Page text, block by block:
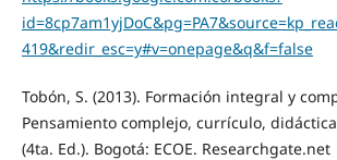
419&redir_esc=y#v=onepage&q&f=false
Tobón, S. (2013). Formación integral y
Pensamiento complejo, currículo,
(4ta. Ed.). Bogotá: ECOE. Researchgate.net